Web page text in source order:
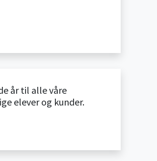
år til alle våre
elever og kunder.